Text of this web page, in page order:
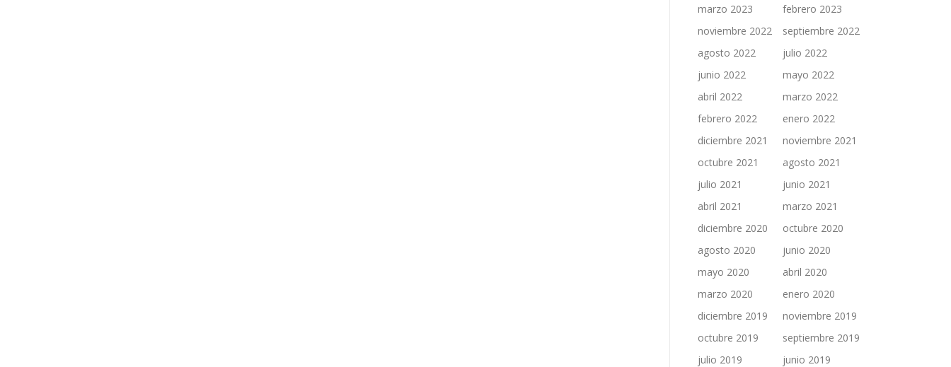
marzo 2023
febrero 2023
noviembre 2022
septiembre 2022
agosto 2022
julio 2022
junio 2022
mayo 2022
abril 2022
marzo 2022
febrero 2022
enero 2022
diciembre 2021
noviembre 2021
octubre 2021
agosto 2021
julio 2021
junio 2021
abril 2021
marzo 2021
diciembre 2020
octubre 2020
agosto 2020
junio 2020
mayo 2020
abril 2020
marzo 2020
enero 2020
diciembre 2019
noviembre 2019
octubre 2019
septiembre 2019
julio 2019
junio 2019